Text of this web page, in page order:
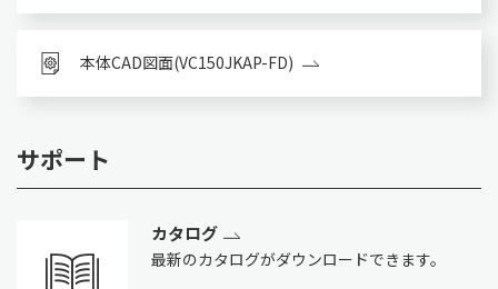
本体CAD図面(VC150JKAP-FD)
サポート
カタログ
最新のカタログがダウンロードできます。